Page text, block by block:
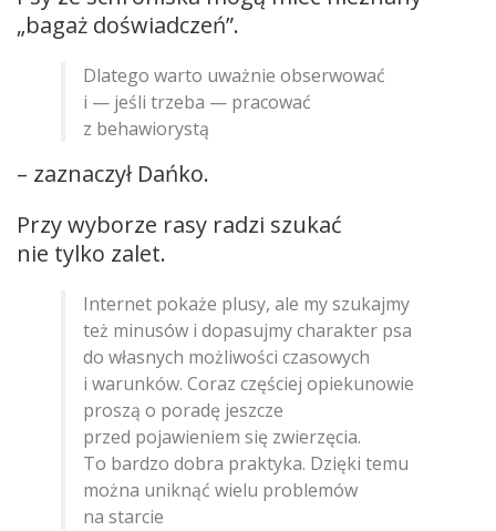
„bagaż doświadczeń”.
Dlatego warto uważnie obserwować
i — jeśli trzeba — pracować
z behawiorystą
– zaznaczył Dańko.
Przy wyborze rasy radzi szukać
nie tylko zalet.
Internet pokaże plusy, ale my szukajmy
też minusów i dopasujmy charakter psa
do własnych możliwości czasowych
i warunków. Coraz częściej opiekunowie
proszą o poradę jeszcze
przed pojawieniem się zwierzęcia.
To bardzo dobra praktyka. Dzięki temu
można uniknąć wielu problemów
na starcie